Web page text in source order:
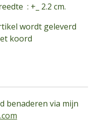
: +_ 2.2 cm.
wordt geleverd
koord
benaderen via mijn